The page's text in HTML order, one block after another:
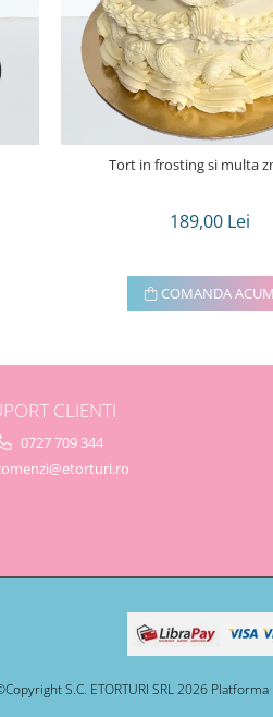
Tort in frosting si multa
189,00 Lei
COMANDA ACUM
CLIENTI
0727 709 344
S.C. ETORTURI SRL 2026